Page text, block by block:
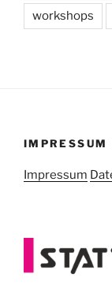
workshops
IMPRESSUM
Impressum